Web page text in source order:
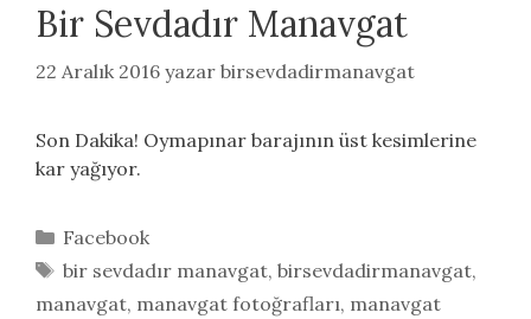
Bir Sevdadır Manavgat
22 Aralık 2016 yazar birsevdadirmanavgat
Son Dakika! Oymapınar barajının üst kesimlerine
kar yağıyor.
Kategoriler
Facebook
Etiketler
bir sevdadır manavgat, birsevdadirmanavgat,
manavgat, manavgat fotoğrafları, manavgat